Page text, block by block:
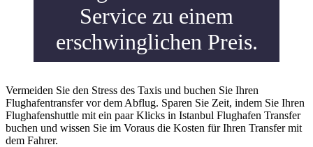
Service zu einem
erschwinglichen Preis.
Vermeiden Sie den Stress des Taxis und buchen Sie Ihren
Flughafentransfer vor dem Abflug. Sparen Sie Zeit, indem Sie Ihren
Flughafenshuttle mit ein paar Klicks in Istanbul Flughafen Transfer
buchen und wissen Sie im Voraus die Kosten für Ihren Transfer mit
dem Fahrer.